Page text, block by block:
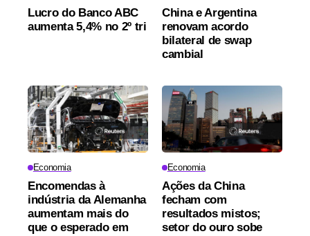
Lucro do Banco ABC
aumenta 5,4% no 2º tri
China e Argentina
renovam acordo
bilateral de swap
cambial
Economia
Encomendas à
indústria da Alemanha
aumentam mais do
que o esperado em
Economia
Ações da China
fecham com
resultados mistos;
setor do ouro sobe